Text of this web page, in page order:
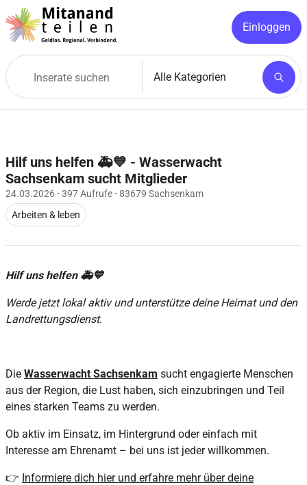
Einloggen
Hilf uns helfen 🚑💙 - Wasserwacht
Sachsenkam sucht Mitglieder
24.03.2026 · 397 Aufrufe · 83679 Sachsenkam
Arbeiten & leben
Hilf uns helfen 🚑💙
Werde jetzt lokal aktiv und unterstütze deine Heimat und den
Landrettungsdienst.
Die Wasserwacht Sachsenkam sucht engagierte Menschen
aus der Region, die Lust haben, sich einzubringen und Teil
eines starken Teams zu werden.
Ob aktiv im Einsatz, im Hintergrund oder einfach mit
Interesse am Ehrenamt – bei uns ist jeder willkommen.
👉 Informiere dich hier und erfahre mehr über deine